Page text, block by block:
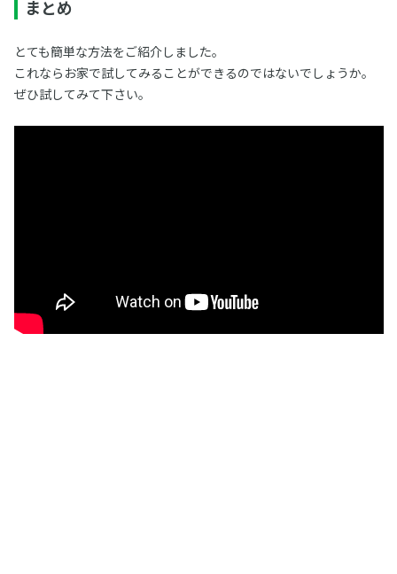
まとめ
とても簡単な方法をご紹介しました。
これならお家で試してみることができるのではないでしょうか。
ぜひ試してみて下さい。